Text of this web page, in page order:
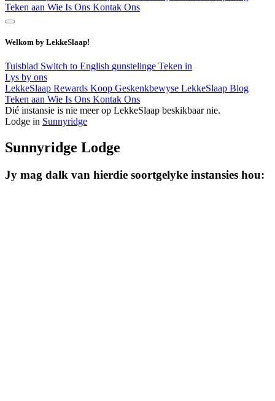
Teken aan Wie Is Ons Kontak Ons
Welkom by LekkeSlaap!
Tuisblad Switch to English gunstelinge Teken in
Lys by ons
LekkeSlaap Rewards Koop Geskenkbewyse LekkeSlaap Blog
Teken aan Wie Is Ons Kontak Ons
Dié instansie is nie meer op LekkeSlaap beskikbaar nie.
Lodge in Sunnyridge
Sunnyridge Lodge
Jy mag dalk van hierdie soortgelyke instansies hou: